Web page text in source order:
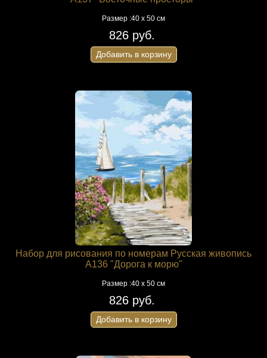
Размер :40 х 50 см
826 руб.
Добавить в корзину
Набор для рисования по номерам Русская живопись
A136 "Дорога к морю"
Размер :40 х 50 см
826 руб.
Добавить в корзину